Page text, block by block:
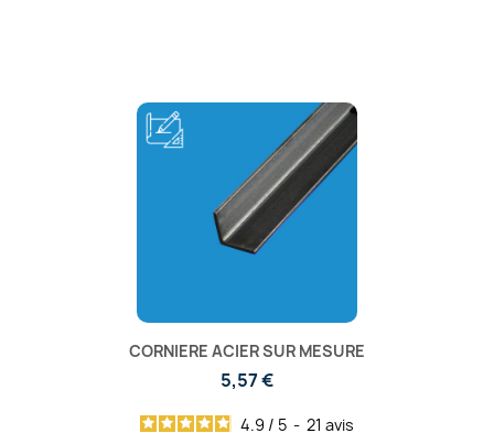
CORNIERE ACIER SUR MESURE
5,57 €
4.9 / 5 - 21 avis